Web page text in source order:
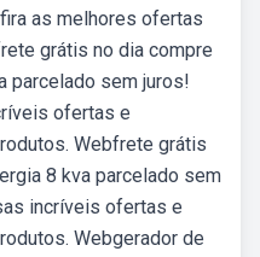
as melhores ofertas
grátis no dia compre
parcelado sem juros!
ofertas e
Webfrete grátis
8 kva parcelado sem
incríveis ofertas e
Webgerador de